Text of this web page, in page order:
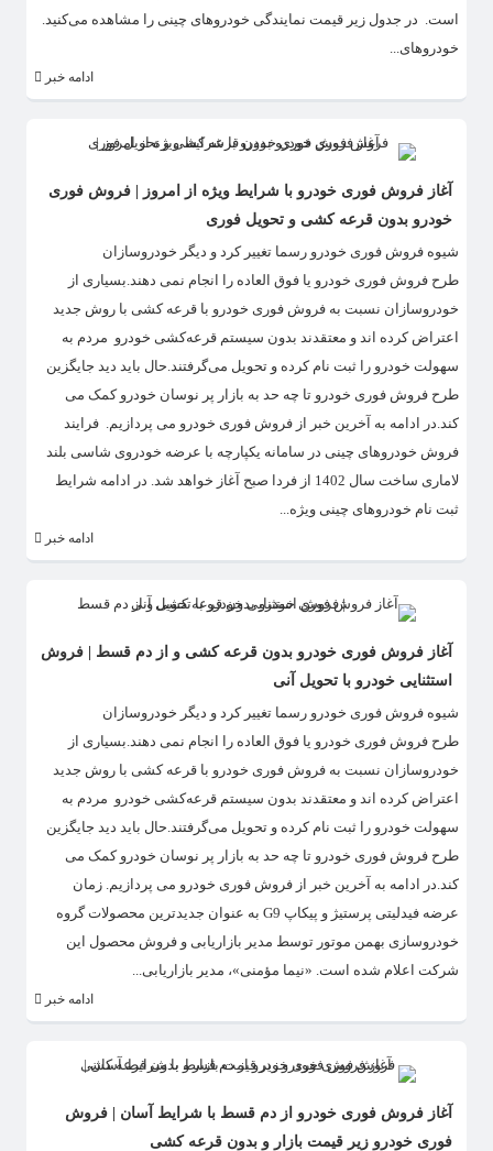
است. در جدول زیر قیمت نمایندگی خودروهای چینی را مشاهده می‌کنید.
خودروهای...
ادامه خبر
آغاز فروش فوری خودرو با شرایط ویژه از امروز | فروش فوری
خودرو بدون قرعه کشی و تحویل فوری
​شیوه فروش فوری خودرو رسما تغییر کرد و دیگر خودروسازان
طرح فروش فوری خودرو یا فوق العاده را انجام نمی دهند.بسیاری از
خودروسازان نسبت به فروش فوری خودرو با قرعه کشی با روش جدید
اعتراض کرده اند و معتقدند بدون سیستم قرعه‌کشی خودرو مردم به
سهولت خودرو را ثبت نام کرده و تحویل می‌گرفتند.حال باید دید جایگزین
طرح فروش فوری خودرو تا چه حد به بازار پر نوسان خودرو کمک می
کند.در ادامه به آخرین خبر از فروش فوری خودرو می پردازیم. فرایند
فروش خودروهای چینی در سامانه یکپارچه با عرضه خودروی شاسی بلند
لاماری ساخت سال 1402 از فردا صبح آغاز خواهد شد. در ادامه شرایط
ثبت نام خودروهای چینی ویژه...
ادامه خبر
آغاز فروش فوری خودرو بدون قرعه کشی و از دم قسط | فروش
استثنایی خودرو با تحویل آنی
​شیوه فروش فوری خودرو رسما تغییر کرد و دیگر خودروسازان
طرح فروش فوری خودرو یا فوق العاده را انجام نمی دهند.بسیاری از
خودروسازان نسبت به فروش فوری خودرو با قرعه کشی با روش جدید
اعتراض کرده اند و معتقدند بدون سیستم قرعه‌کشی خودرو مردم به
سهولت خودرو را ثبت نام کرده و تحویل می‌گرفتند.حال باید دید جایگزین
طرح فروش فوری خودرو تا چه حد به بازار پر نوسان خودرو کمک می
کند.در ادامه به آخرین خبر از فروش فوری خودرو می پردازیم. زمان
عرضه فیدلیتی پرستیژ و پیکاپ G9 به عنوان جدیدترین محصولات گروه
خودروسازی بهمن موتور توسط مدیر بازاریابی و فروش محصول این
شرکت اعلام شده است. «نیما مؤمنی»، مدیر بازاریابی...
ادامه خبر
آغاز فروش فوری خودرو از دم قسط با شرایط آسان | فروش
فوری خودرو زیر قیمت بازار و بدون قرعه کشی